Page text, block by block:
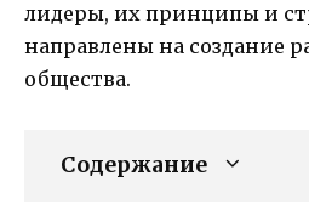
лидеры, их принципы и
направлены на создание
общества.
Содержание